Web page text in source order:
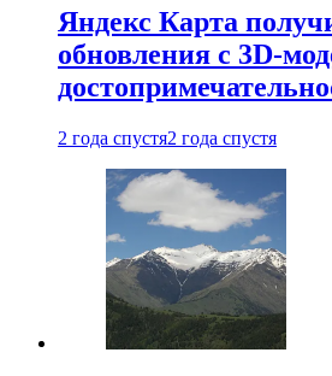
Яндекс Карта
обновления с 3D-
2 года спустя2 года спустя